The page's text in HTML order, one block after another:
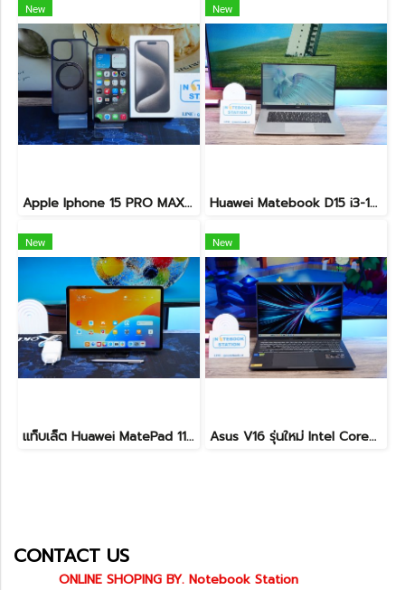
New
Apple Iphone 15 PRO MAX NATURAL TITANIUM 256GB สุขภาพแบต 87% อุปกรณ์ครบกล่อง ขายเพียง 11,990.-
New
Huawei Matebook D15 i3-10110U Ram8 256GB M.2 จอ15.6นิ้ว FHD IPS 60hz สเปคทำงานทั่วไป หน้าจอใหญ่ ดีไซน์เครื่องบางเบา เครื่องพร้อมใช้งาน ขายถูกเพียง 6,990.-เท่านั้น
New
แท็บเล็ต Huawei MatePad 11.5 Wi-Fi (6+128) Midnight Grey มีปากกามาให้ พร้อมใช้งาน ราคาเพียง 6,490.-
New
Asus V16 รุ่นใหม่ Intel Core5-210H RTX-4050(6GB) Ram16 512GB M.2 จอ16นิ้ว WUXGA 144Hz จอสวย สเปคสูง ดีไซน์ตัวเครื่องเรียบสวยดูทันสมัย พร้แมประกันศูนย์ยาวๆถึงปี2028 ขายในราคาสุดตุ้มเพียง 25,990.-เท่านั้น
CONTACT US
ONLINE SHOPING BY. Notebook Station